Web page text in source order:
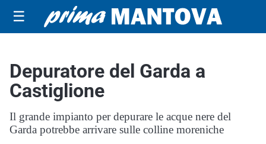
☰
Depuratore del Garda a
Castiglione
Il grande impianto per depurare le acque nere del
Garda potrebbe arrivare sulle colline moreniche